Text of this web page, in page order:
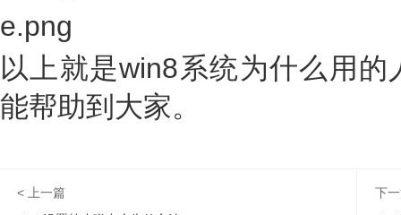
以上就是win8系统为什么用
能帮助到大家。
< 上一篇
下